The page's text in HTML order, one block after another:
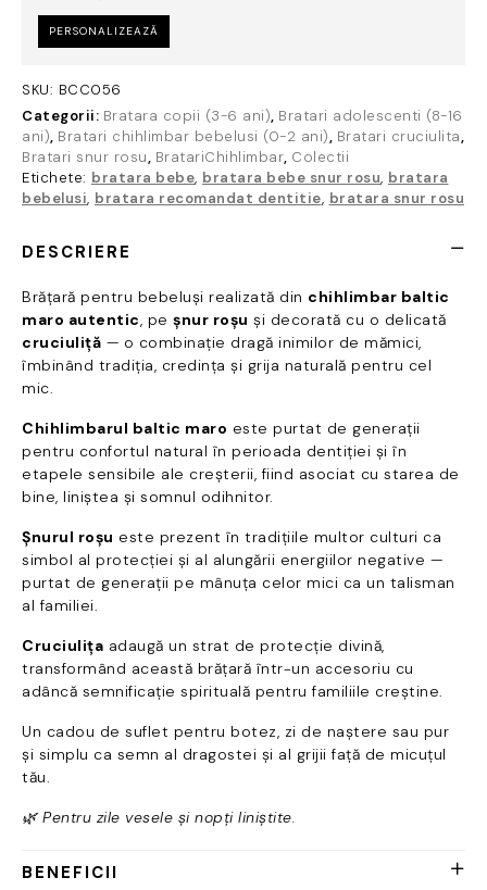
PERSONALIZEAZĂ
SKU: BCC056
Categorii: Bratara copii (3-6 ani), Bratari adolescenti (8-16
ani), Bratari chihlimbar bebelusi (0-2 ani), Bratari cruciulita,
Bratari snur rosu, BratariChihlimbar, Colectii
Etichete: bratara bebe, bratara bebe snur rosu, bratara
bebelusi, bratara recomandat dentitie, bratara snur rosu
DESCRIERE
Brățară pentru bebeluși realizată din chihlimbar baltic
maro autentic, pe șnur roșu și decorată cu o delicată
cruciuliță — o combinație dragă inimilor de mămici,
îmbinând tradiția, credința și grija naturală pentru cel
mic.
Chihlimbarul baltic maro este purtat de generații
pentru confortul natural în perioada dentiției și în
etapele sensibile ale creșterii, fiind asociat cu starea de
bine, liniștea și somnul odihnitor.
Șnurul roșu este prezent în tradițiile multor culturi ca
simbol al protecției și al alungării energiilor negative —
purtat de generații pe mânuța celor mici ca un talisman
al familiei.
Cruciulița adaugă un strat de protecție divină,
transformând această brățară într-un accesoriu cu
adâncă semnificație spirituală pentru familiile creștine.
Un cadou de suflet pentru botez, zi de naștere sau pur
și simplu ca semn al dragostei și al grijii față de micuțul
tău.
🌿 Pentru zile vesele și nopți liniștite.
BENEFICII